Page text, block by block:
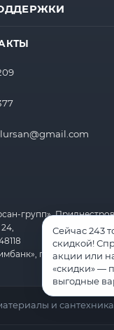
групп»,
г.Бендеры, р/с
и
Сейчас 243
скидкой!
акции или
«скидки» —
выгодные